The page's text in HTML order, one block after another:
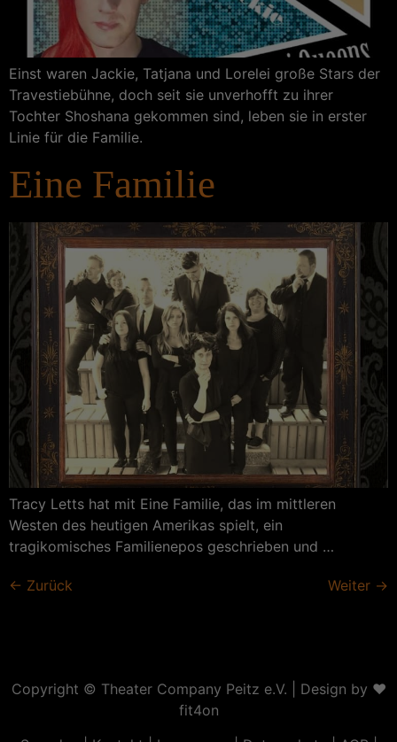
Einst waren Jackie, Tatjana und Lorelei große Stars der
Travestiebühne, doch seit sie unverhofft zu ihrer
Tochter Shoshana gekommen sind, leben sie in erster
Linie für die Familie.
Eine Familie
Tracy Letts hat mit Eine Familie, das im mittleren
Westen des heutigen Amerikas spielt, ein
tragikomisches Familienepos geschrieben und …
← Zurück Weiter →
Copyright © Theater Company Peitz e.V. | Design by ❤
fit4on